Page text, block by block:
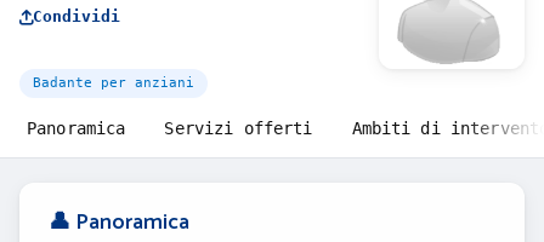
Condividi
Badante per anziani
Panoramica Servizi offerti Ambiti di
👤 Panoramica